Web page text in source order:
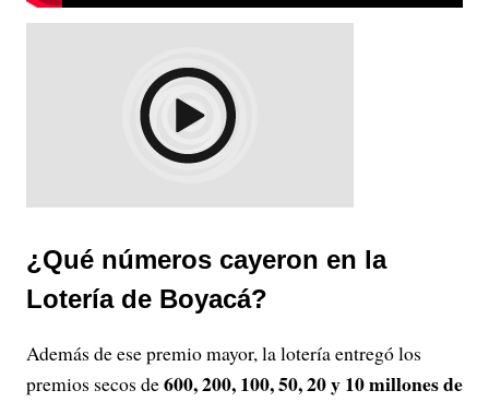
¿Qué números cayeron en la
Lotería de Boyacá?
Además de ese premio mayor, la lotería entregó los
premios secos de600, 200, 100, 50, 20 y 10 millones de